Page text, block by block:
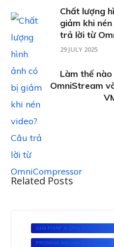
Chất lượng
giảm khi
trả lời từ
29 JULY 2025
Làm thế
OmniStream
Related Posts
GIẢI PHÁP & ỨNG DỤNG THỰC
PROMISE KNOWLEDGE BASE